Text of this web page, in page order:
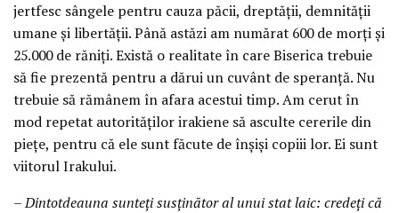
jertfesc sângele pentru cauza păcii, dreptății, demnității
umane și libertății. Până astăzi am numărat 600 de morți și
25.000 de răniți. Există o realitate în care Biserica trebuie
să fie prezentă pentru a dărui un cuvânt de speranță. Nu
trebuie să rămânem în afara acestui timp. Am cerut în
mod repetat autorităților irakiene să asculte cererile din
piețe, pentru că ele sunt făcute de înșiși copiii lor. Ei sunt
viitorul Irakului.
– Dintotdeauna sunteți susținător al unui stat laic: credeți că